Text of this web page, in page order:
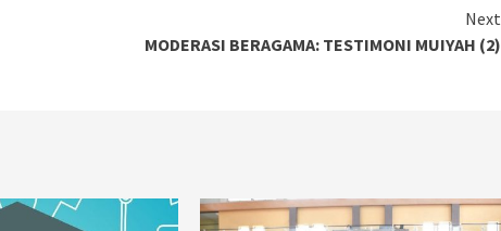
Next
MODERASI BERAGAMA: TESTIMONI MUIYAH (2)